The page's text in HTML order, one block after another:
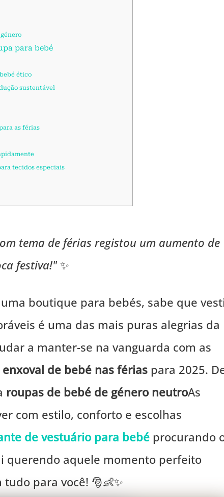
para bebé
ético
sustentável
as férias
tecidos especiais
tema de férias registou um aumento de
festiva!" ✨
boutique para bebés, sabe que
é uma das mais puras alegrias da
a manter-se na vanguarda com as
de bebé nas férias para 2025.
roupas de bebé de género neutroAs
com estilo, conforto e escolhas
de vestuário para bebé procurando
querendo aquele momento perfeito
para você! 🎅👶✨